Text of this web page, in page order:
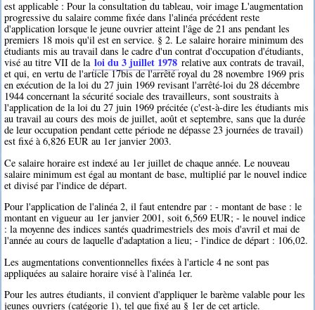
est applicable : Pour la consultation du tableau, voir image L'augmentation
progressive du salaire comme fixée dans l'alinéa précédent reste
d'application lorsque le jeune ouvrier atteint l'âge de 21 ans pendant les
premiers 18 mois qu'il est en service. § 2. Le salaire horaire minimum des
étudiants mis au travail dans le cadre d'un contrat d'occupation d'étudiants,
visé au titre VII de la loi du 3 juillet 1978 relative aux contrats de travail,
et qui, en vertu de l'article 17bis de l'arrêté royal du 28 novembre 1969 pris
en exécution de la loi du 27 juin 1969 revisant l'arrêté-loi du 28 décembre
1944 concernant la sécurité sociale des travailleurs, sont soustraits à
l'application de la loi du 27 juin 1969 précitée (c'est-à-dire les étudiants mis
au travail au cours des mois de juillet, août et septembre, sans que la durée
de leur occupation pendant cette période ne dépasse 23 journées de travail)
est fixé à 6,826 EUR au 1er janvier 2003.
Ce salaire horaire est indexé au 1er juillet de chaque année. Le nouveau
salaire minimum est égal au montant de base, multiplié par le nouvel indice
et divisé par l'indice de départ.
Pour l'application de l'alinéa 2, il faut entendre par : - montant de base : le
montant en vigueur au 1er janvier 2001, soit 6,569 EUR; - le nouvel indice
: la moyenne des indices santés quadrimestriels des mois d'avril et mai de
l'année au cours de laquelle d'adaptation a lieu; - l'indice de départ : 106,02.
Les augmentations conventionnelles fixées à l'article 4 ne sont pas
appliquées au salaire horaire visé à l'alinéa 1er.
Pour les autres étudiants, il convient d'appliquer le barème valable pour les
jeunes ouvriers (catégorie 1), tel que fixé au § 1er de cet article.